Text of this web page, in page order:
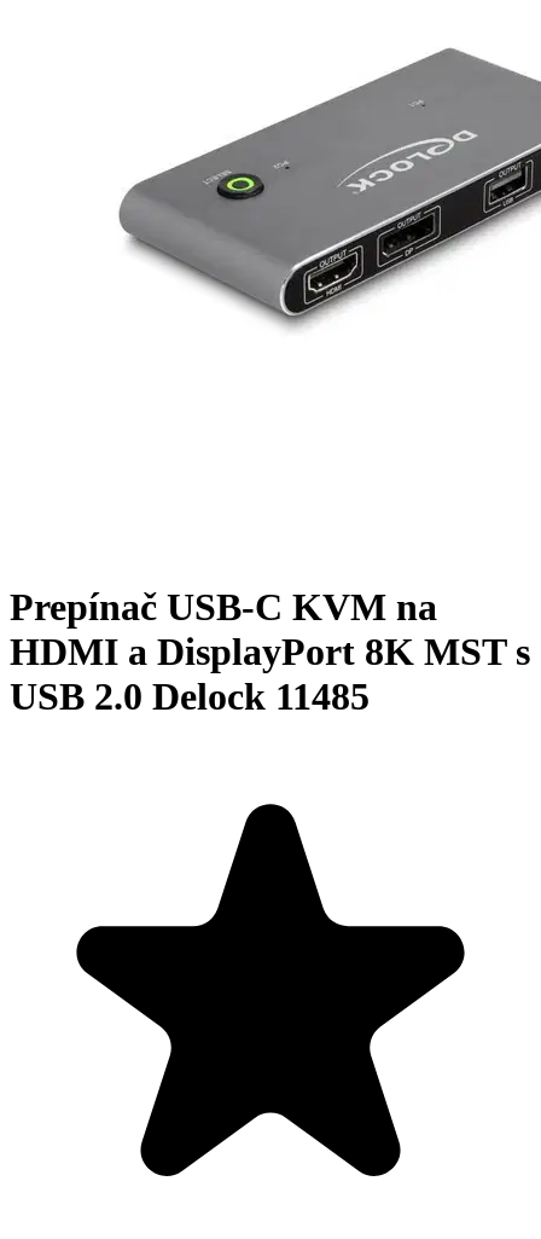
Prepínač USB-C KVM na
HDMI a DisplayPort 8K MST s
USB 2.0 Delock 11485